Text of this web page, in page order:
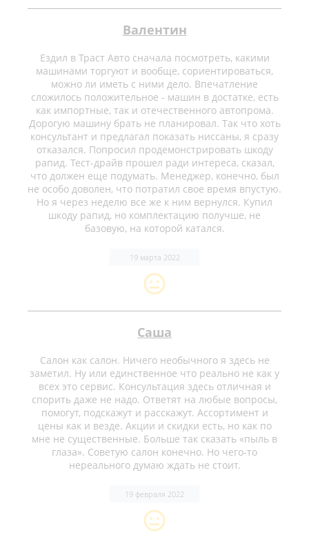
Валентин
Ездил в Траст Авто сначала посмотреть, какими
машинами торгуют и вообще, сориентироваться,
можно ли иметь с ними дело. Впечатление
сложилось положительное - машин в достатке, есть
как импортные, так и отечественного автопрома.
Дорогую машину брать не планировал. Так что хоть
консультант и предлагал показать ниссаны, я сразу
отказался. Попросил продемонстрировать шкоду
рапид. Тест-драйв прошел ради интереса, сказал,
что должен еще подумать. Менеджер, конечно, был
не особо доволен, что потратил свое время впустую.
Но я через неделю все же к ним вернулся. Купил
шкоду рапид, но комплектацию получше, не
базовую, на которой катался.
19 марта 2022
Саша
Салон как салон. Ничего необычного я здесь не
заметил. Ну или единственное что реально не как у
всех это сервис. Консультация здесь отличная и
спорить даже не надо. Ответят на любые вопросы,
помогут, подскажут и расскажут. Ассортимент и
цены как и везде. Акции и скидки есть, но как по
мне не существенные. Больше так сказать «пыль в
глаза». Советую салон конечно. Но чего-то
нереального думаю ждать не стоит.
19 февраля 2022